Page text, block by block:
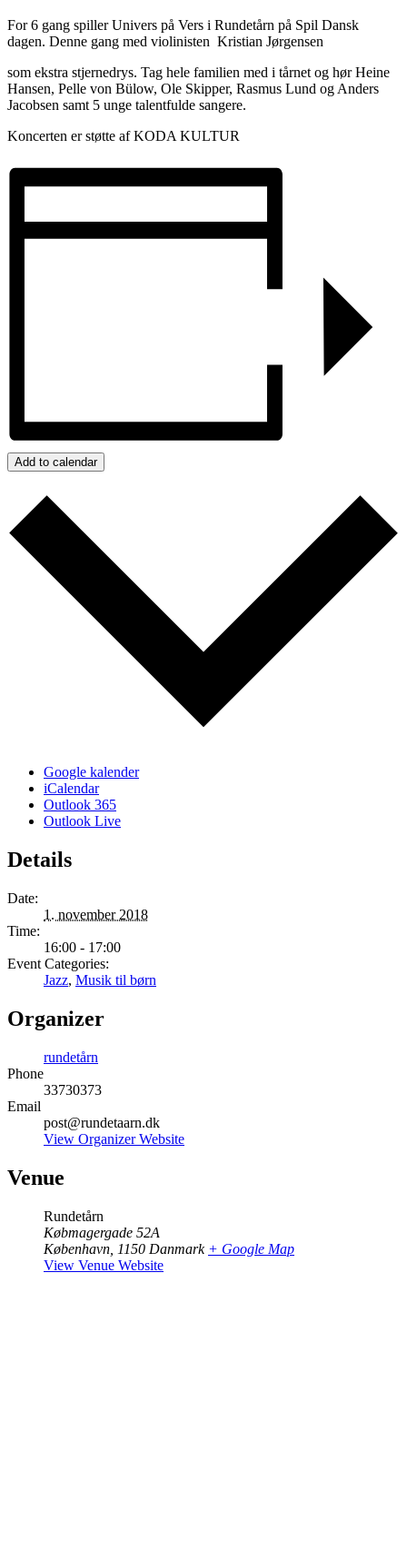
For 6 gang spiller Univers på Vers i Rundetårn på Spil Dansk
dagen. Denne gang med violinisten Kristian Jørgensen
som ekstra stjernedrys. Tag hele familien med i tårnet og hør Heine
Hansen, Pelle von Bülow, Ole Skipper, Rasmus Lund og Anders
Jacobsen samt 5 unge talentfulde sangere.
Koncerten er støtte af KODA KULTUR
Add to calendar
Google kalender
iCalendar
Outlook 365
Outlook Live
Details
Date:
1. november 2018
Time:
16:00 - 17:00
Event Categories:
Jazz, Musik til børn
Organizer
rundetårn
Phone
33730373
Email
post@rundetaarn.dk
View Organizer Website
Venue
Rundetårn
Købmagergade 52A
København 1150 Danmark + Google Map
View Venue Website